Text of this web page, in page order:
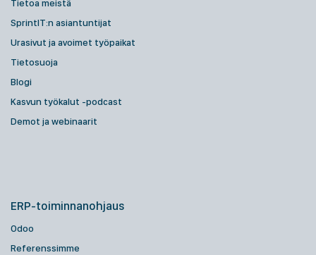
Tietoa meistä
SprintIT:n asiantuntijat
Urasivut ja avoimet työpaikat
Tietosuoja
Blogi
Kasvun työkalut -podcast
Demot ja webinaarit
ERP-toiminnanohjaus
Odoo
Referenssimme